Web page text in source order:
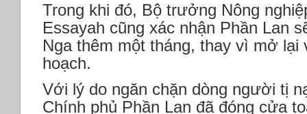
Trong khi đó, Bộ trưởng Nông
Essayah cũng xác nhận Phần Lan
Nga thêm một tháng, thay vì mở lại
hoạch.
Với lý do ngăn chặn dòng người tị
Chính phủ Phần Lan đã đóng cửa